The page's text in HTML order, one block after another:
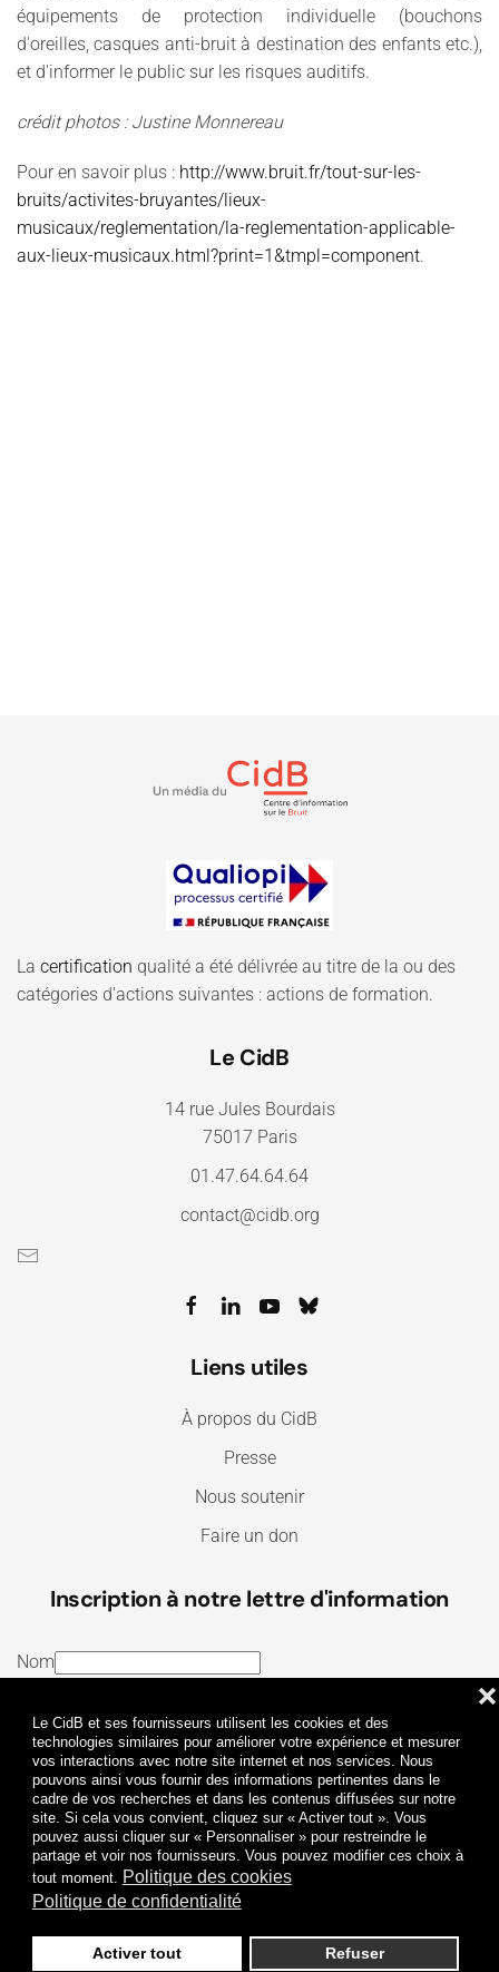
Le CidB et ses fournisseurs utilisent les cookies et des
technologies similaires pour améliorer votre expérience et mesurer
vos interactions avec notre site internet et nos services. Nous
pouvons ainsi vous fournir des informations pertinentes dans le
cadre de vos recherches et dans les contenus diffusées sur notre
site. Si cela vous convient, cliquez sur « Activer tout ». Vous
pouvez aussi cliquer sur « Personnaliser » pour restreindre le
partage et voir nos fournisseurs. Vous pouvez modifier ces choix à
tout moment. Politique des cookies
Politique de confidentialité
Activer tout Refuser
❌
équipements de protection individuelle (bouchons
d'oreilles, casques anti-bruit à destination des enfants etc.),
et d'informer le public sur les risques auditifs.
crédit photos : Justine Monnereau
Pour en savoir plus : http://www.bruit.fr/tout-sur-les-
bruits/activites-bruyantes/lieux-
musicaux/reglementation/la-reglementation-applicable-
aux-lieux-musicaux.html?print=1&tmpl=component.
La certification qualité a été délivrée au titre de la ou des
catégories d'actions suivantes : actions de formation.
Le CidB
14 rue Jules Bourdais
75017 Paris
01.47.64.64.64
contact@cidb.org
Liens utiles
À propos du CidB
Presse
Nous soutenir
Faire un don
Inscription à notre lettre d'information
Nom
J’ai lu et j’accepte lesTermes et conditionset la
Politique de confidentialité
Je m'abonne